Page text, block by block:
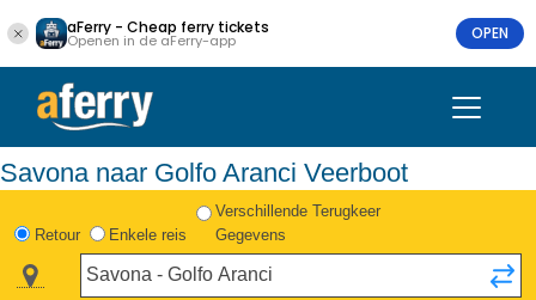
aFerry - Cheap ferry tickets
Openen in de aFerry-app OPEN
Savona naar Golfo Aranci Veerboot
Retour Enkele reis
Verschillende Terugkeer
Gegevens